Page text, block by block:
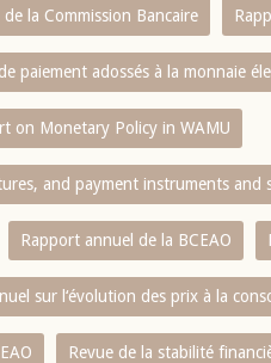
la Commission Bancaire
paiement adossés à la monnaie
on Monetary Policy in WAMU
and payment instruments and
Rapport annuel de la BCEAO
sur l‘évolution des prix à la
Revue de la stabilité